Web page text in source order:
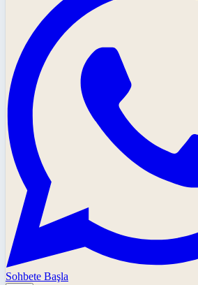
Sohbete Başla